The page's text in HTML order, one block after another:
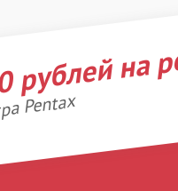
на
Pentax